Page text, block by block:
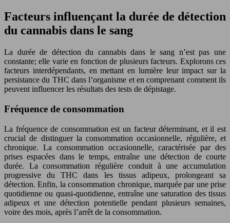
Facteurs influençant la durée de détection
du cannabis dans le sang
La durée de détection du cannabis dans le sang n’est pas une
constante; elle varie en fonction de plusieurs facteurs. Explorons ces
facteurs interdépendants, en mettant en lumière leur impact sur la
persistance du THC dans l’organisme et en comprenant comment ils
peuvent influencer les résultats des tests de dépistage.
Fréquence de consommation
La fréquence de consommation est un facteur déterminant, et il est
crucial de distinguer la consommation occasionnelle, régulière, et
chronique. La consommation occasionnelle, caractérisée par des
prises espacées dans le temps, entraîne une détection de courte
durée. La consommation régulière conduit à une accumulation
progressive du THC dans les tissus adipeux, prolongeant sa
détection. Enfin, la consommation chronique, marquée par une prise
quotidienne ou quasi-quotidienne, entraîne une saturation des tissus
adipeux et une détection potentielle pendant plusieurs semaines,
voire des mois, après l’arrêt de la consommation.